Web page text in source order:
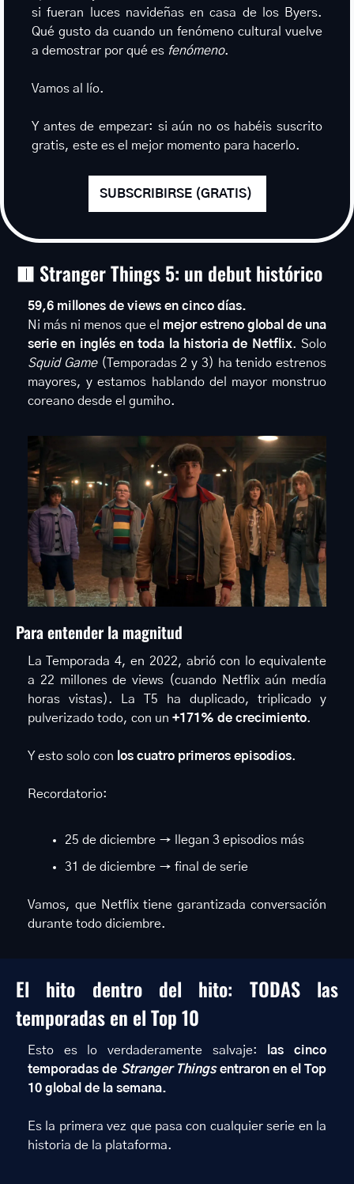
si fueran luces navideñas en casa de los Byers.
Qué gusto da cuando un fenómeno cultural vuelve
a demostrar por qué es fenómeno.
Vamos al lío.
Y antes de empezar: si aún no os habéis suscrito
gratis, este es el mejor momento para hacerlo.
SUBSCRIBIRSE (GRATIS)
🟥 Stranger Things 5: un debut histórico
59,6 millones de views en cinco días.
Ni más ni menos que el mejor estreno global de una
serie en inglés en toda la historia de Netflix
Squid Game (Temporadas 2 y 3) ha tenido estrenos
mayores, y estamos hablando del mayor monstruo
coreano desde el gumiho.
Para entender la magnitud
La Temporada 4, en 2022, abrió con lo equivalente
a 22 millones de views (cuando Netflix aún medía
horas vistas). La T5 ha duplicado, triplicado y
pulverizado todo, con un +171% de crecimiento.
Y esto solo con los cuatro primeros episodios.
Recordatorio:
25 de diciembre → llegan 3 episodios más
31 de diciembre → final de serie
Vamos, que Netflix tiene garantizada conversación
durante todo diciembre.
El hito dentro del hito: TODAS las
temporadas en el Top 10
Esto es lo verdaderamente salvaje:
las cinco
temporadas de Stranger Things entraron en el Top
10 global de la semana.
Es la primera vez que pasa con cualquier serie en la
historia de la plataforma.